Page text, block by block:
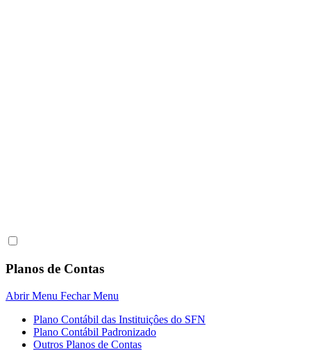
Planos de Contas
Abrir Menu Fechar Menu
Plano Contábil das Instituiçôes do SFN
Plano Contábil Padronizado
Outros Planos de Contas